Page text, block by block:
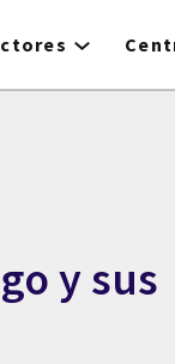
y sus